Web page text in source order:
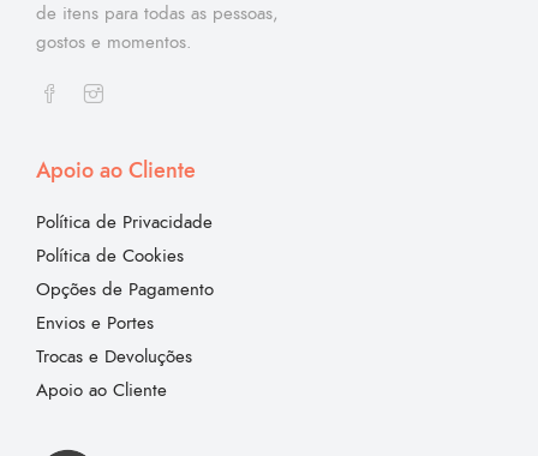
de itens para todas as pessoas,
gostos e momentos.
Apoio ao Cliente
Política de Privacidade
Política de Cookies
Opções de Pagamento
Envios e Portes
Trocas e Devoluções
Apoio ao Cliente